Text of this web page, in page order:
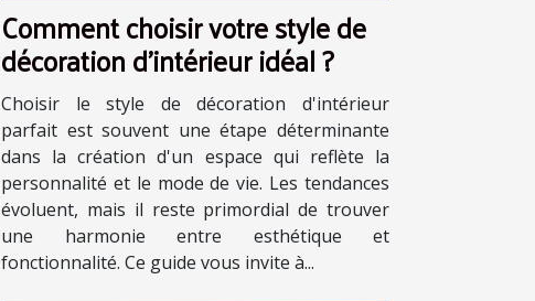
Comment choisir votre style de
décoration d'intérieur idéal ?
Choisir le style de décoration d'intérieur
parfait est souvent une étape déterminante
dans la création d'un espace qui reflète la
personnalité et le mode de vie. Les tendances
évoluent, mais il reste primordial de trouver
une harmonie entre esthétique et
fonctionnalité. Ce guide vous invite à...